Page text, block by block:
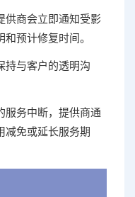
供商会立即通知受影
预计修复时间。
持与客户的透明沟
服务中断，提供商通
减免或延长服务期